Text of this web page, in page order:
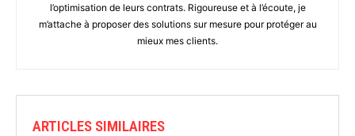
l’optimisation de leurs contrats. Rigoureuse et à l’écoute, je
m’attache à proposer des solutions sur mesure pour protéger au
mieux mes clients.
ARTICLES SIMILAIRES